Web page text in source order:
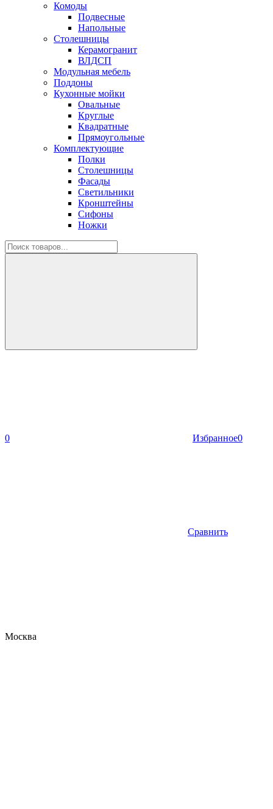
Комоды
Подвесные
Напольные
Столешницы
Керамогранит
ВЛДСП
Модульная мебель
Поддоны
Кухонные мойки
Овальные
Круглые
Квадратные
Прямоугольные
Комплектующие
Полки
Столешницы
Фасады
Светильники
Кронштейны
Сифоны
Ножки
0 Избранное0
Сравнить
Москва